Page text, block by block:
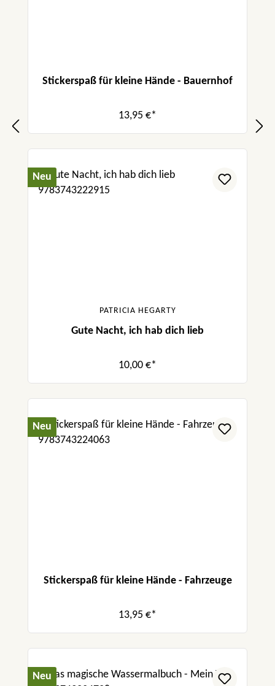
Stickerspaß für kleine Hände - Bauernhof
13,95 €*
Neu
PATRICIA HEGARTY
Gute Nacht, ich hab dich lieb
10,00 €*
Neu
Stickerspaß für kleine Hände - Fahrzeuge
13,95 €*
Neu